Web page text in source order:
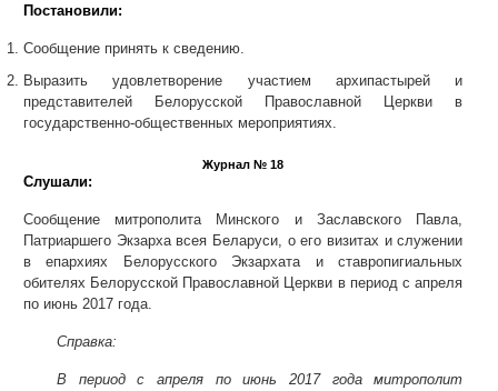
Постановили:
Сообщение принять к сведению.
Выразить удовлетворение участием архипастырей и
представителей Белорусской Православной Церкви в
государственно-общественных мероприятиях.
Журнал № 18
Слушали:
Сообщение митрополита Минского и Заславского Павла,
Патриаршего Экзарха всея Беларуси, о его визитах и служении
в епархиях Белорусского Экзархата и ставропигиальных
обителях Белорусской Православной Церкви в период с апреля
по июнь 2017 года.
Справка:
В период с апреля по июнь 2017 года митрополит